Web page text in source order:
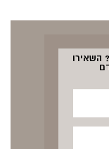
השאירו